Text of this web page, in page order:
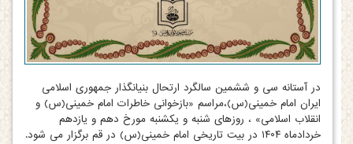
در آستانه سی و ششمین سالگرد ارتحال بنیانگذار جمهوری اسلامی
ایران امام خمینی(س)،مراسم «بازخوانی خاطرات امام خمینی(س) و
انقلاب اسلامی» ، روزهای شنبه و یکشنبه مورخ دهم و یازدهم
خردادماه ۱۴۰۴ در بیت تاریخی امام خمینی(س) در قم برگزار می شود.